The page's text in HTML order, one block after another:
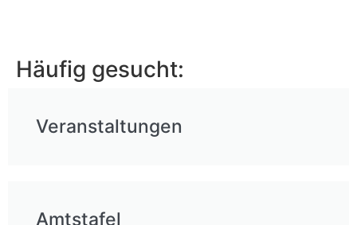
Häufig gesucht:
Veranstaltungen
Amtstafel